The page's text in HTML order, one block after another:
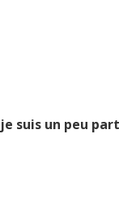
suis un peu